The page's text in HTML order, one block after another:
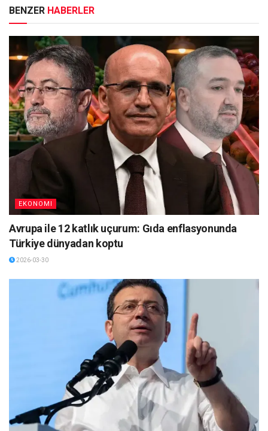
BENZER HABERLER
EKONOMI
Avrupa ile 12 katlık uçurum: Gıda enflasyonunda
Türkiye dünyadan koptu
2026-03-30